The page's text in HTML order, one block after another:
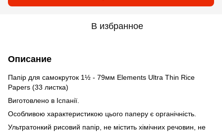
В избранное
Описание
Папір для самокруток 1½ - 79мм Elements Ultra Thin Rice
Papers (33 листка)
Виготовлено в Іспанії.
Особливою характеристикою цього паперу є органічність.
Ультратонкий рисовий папір, не містить хімічних речовин, не